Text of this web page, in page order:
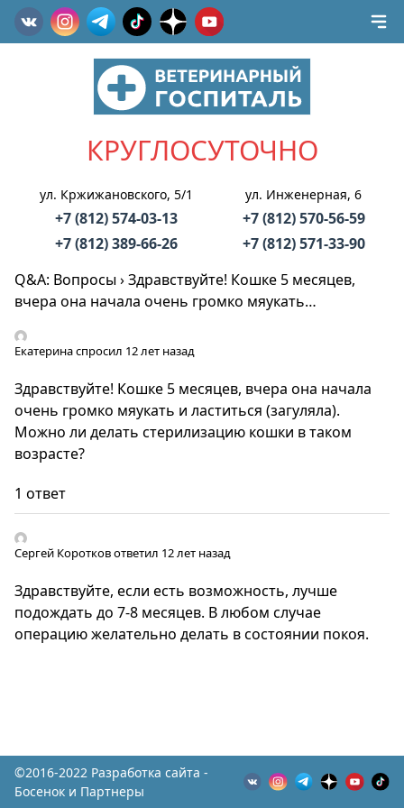
КРУГЛОСУТОЧНО
ул. Кржижановского, 5/1
+7 (812) 574-03-13
+7 (812) 389-66-26
ул. Инженерная, 6
+7 (812) 570-56-59
+7 (812) 571-33-90
Q&A: Вопросы›Здравствуйте! Кошке 5 месяцев,
вчера она начала очень громко мяукать…
Екатеринаспросил 12 лет назад
Здравствуйте! Кошке 5 месяцев, вчера она начала
очень громко мяукать и ластиться (загуляла).
Можно ли делать стерилизацию кошки в таком
возрасте?
1 ответ
Сергей Коротковответил 12 лет назад
Здравствуйте, если есть возможность, лучше
подождать до 7-8 месяцев. В любом случае
операцию желательно делать в состоянии покоя.
©2016-2022 Разработка сайта -
Босенок и Партнеры